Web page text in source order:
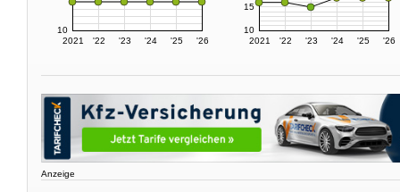
2021 '22 '23 '24 '25 '26
10
2021 '22 '23 '24 '25 '26
10
15
Anzeige